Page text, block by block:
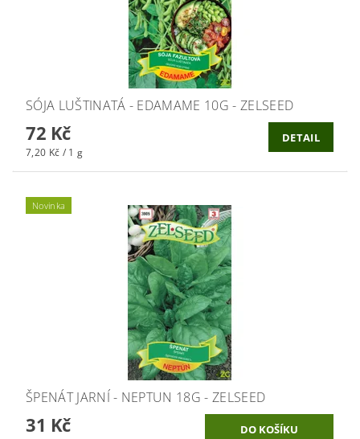
SÓJA LUŠTINATÁ - EDAMAME 10G - ZELSEED
72 Kč
7,20 Kč / 1 g
DETAIL
Novinka
ŠPENÁT JARNÍ - NEPTUN 18G - ZELSEED
31 Kč